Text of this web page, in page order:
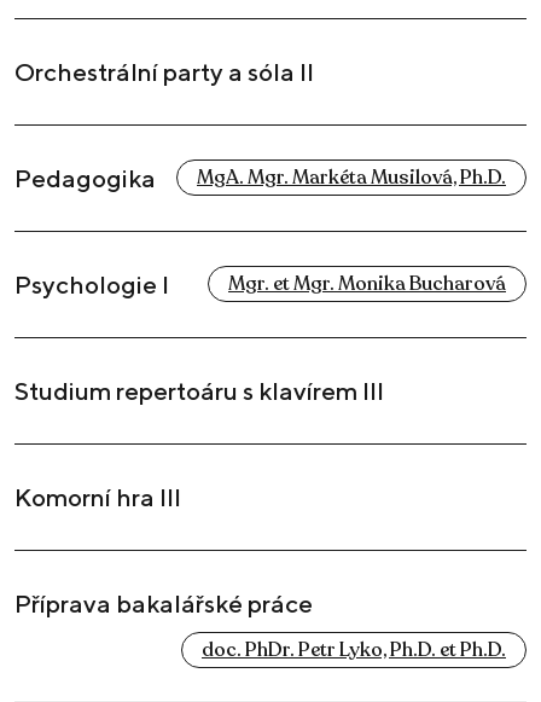
Orchestrální party a sóla II
Pedagogika MgA. Mgr. Markéta Musilová, Ph.D.
Psychologie I Mgr. et Mgr. Monika Bucharová
Studium repertoáru s klavírem III
Komorní hra III
Příprava bakalářské práce
doc. PhDr. Petr Lyko, Ph.D. et Ph.D.